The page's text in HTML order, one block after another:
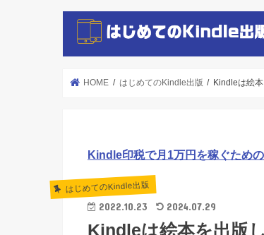
HOME はじめてのKindle出版 Kindleは絵
Kindle印税で月1万円を稼ぐため
はじめてのKindle出版
2022.10.23 2024.07.29
Kindleは絵本を出版